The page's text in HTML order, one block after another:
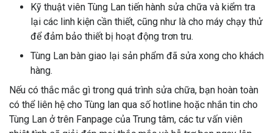
Kỹ thuật viên Tùng Lan tiến hành sửa chữa và kiểm tra
lại các linh kiện cần thiết, cũng như là cho máy chạy thử
để đảm bảo thiết bị hoạt động trơn tru.
Tùng Lan bàn giao lại sản phẩm đã sửa xong cho khách
hàng.
Nếu có thắc mắc gì trong quá trình sửa chữa, bạn hoàn toàn
có thể liên hệ cho Tùng lan qua số hotline hoặc nhắn tin cho
Tùng Lan ở trên Fanpage của Trung tâm, các tư vấn viên